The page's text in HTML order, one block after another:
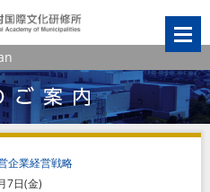
企業経営戦略
7日(金)